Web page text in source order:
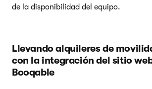
de la disponibilidad del equipo.
Llevando alquileres de
con la integración del sitio
Booqable